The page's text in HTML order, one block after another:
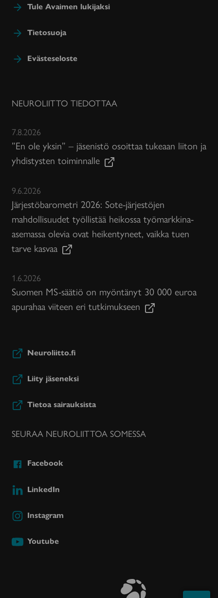
Tule Avaimen lukijaksi
Tietosuoja
Evästeseloste
NEUROLIITTO TIEDOTTAA
7.8.2026
”En ole yksin” – jäsenistö osoittaa tukeaan liiton ja
yhdistysten toiminnalle
9.6.2026
Järjestöbarometri 2026: Sote-järjestöjen
mahdollisuudet työllistää heikossa työmarkkina-
asemassa olevia ovat heikentyneet, vaikka tuen
tarve kasvaa
1.6.2026
Suomen MS-säätiö on myöntänyt 30 000 euroa
apurahaa viiteen eri tutkimukseen
Neuroliitto.fi
Liity jäseneksi
Tietoa sairauksista
SEURAA NEUROLIITTOA SOMESSA
Facebook
LinkedIn
Instagram
Youtube